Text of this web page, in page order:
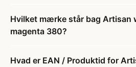
Hvilket mærke står bag Artisan
magenta 380?
Hvad er EAN / Produktid for